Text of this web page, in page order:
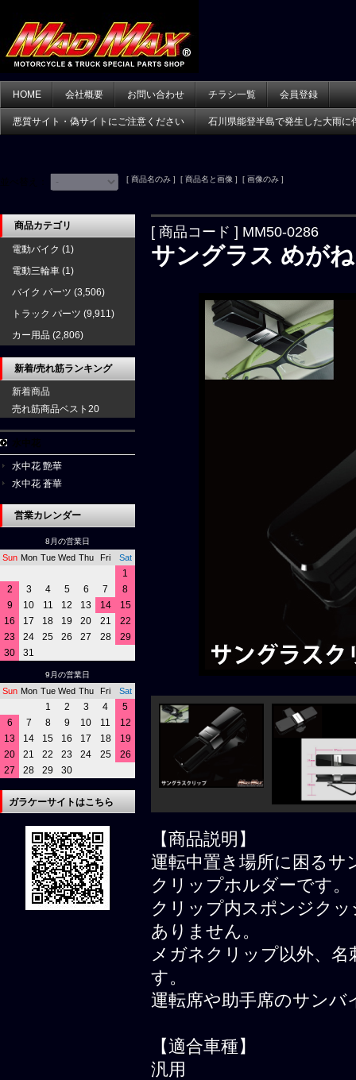
HOME 会社概要 お問い合わせ チラシ一覧 会員登録
悪質サイト・偽サイトにご注意ください 石川県能登半島で発生した大雨に
[ 商品名のみ ] [ 商品名と画像 ] [ 画像のみ ]
[ 商品コード ] MM50-0286
サングラス めが
【商品説明】
運転中置き場所に困る
クリップホルダーです。
クリップ内スポンジク
ありません。
メガネクリップ以外、
す。
運転席や助手席のサンバ
【適合車種】
汎用
商品カテゴリ
電動バイク (1)
電動三輪車 (1)
バイク パーツ (3,506)
トラック パーツ (9,911)
カー用品 (2,806)
新着/売れ筋ランキング
新着商品
売れ筋商品ベスト20
水中花 艶華
水中花 蒼華
営業カレンダー
8月の営業日
Sun Mon Tue Wed Thu Fri Sat
1
2
3 4 5 6 7
8
9
10 11 12 13 14
15
16
17 18 19 20 21
22
23
24 25 26 27 28
29
30
31
9月の営業日
Sun Mon Tue Wed Thu Fri Sat
1 2 3 4
5
6
7 8 9 10 11
12
13
14 15 16 17 18
19
20
21 22 23 24 25
26
27
28 29 30
ガラケーサイトはこちら